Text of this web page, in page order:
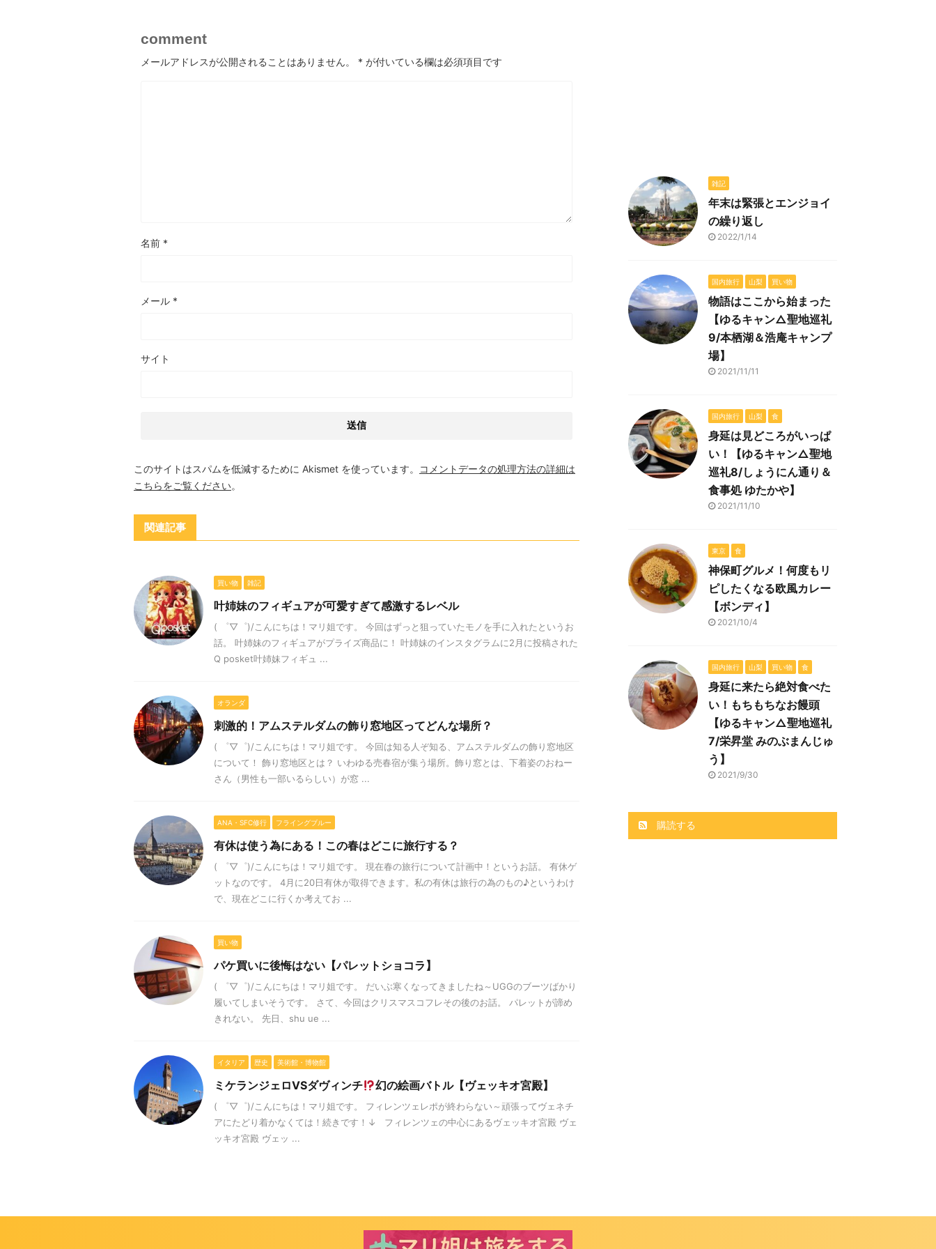
comment
メールアドレスが公開されることはありません。 * が付いている欄は必須項目です
名前 *
メール *
サイト
このサイトはスパムを低減するために Akismet を使っています。
コメントデータの処理方法の詳細は
こちらをご覧ください。
関連記事
買い物 雑記
叶姉妹のフィギュアが可愛すぎて感激するレベル
( ゜▽゜)/こんにちは！マリ姐です。 今回はずっと狙っていたモノを手に入れたというお
話。 叶姉妹のフィギュアがプライズ商品に！ 叶姉妹のインスタグラムに2月に投稿された
Q posket叶姉妹フィギュ ...
オランダ
刺激的！アムステルダムの飾り窓地区ってどんな場所？
( ゜▽゜)/こんにちは！マリ姐です。 今回は知る人ぞ知る、アムステルダムの飾り窓地区
について！ 飾り窓地区とは？ いわゆる売春宿が集う場所。飾り窓とは、下着姿のおねー
さん（男性も一部いるらしい）が窓 ...
ANA・SFC修行 フライングブルー
有休は使う為にある！この春はどこに旅行する？
( ゜▽゜)/こんにちは！マリ姐です。 現在春の旅行について計画中！というお話。 有休ゲ
ットなのです。 4月に20日有休が取得できます。私の有休は旅行の為のもの♪というわけ
で、現在どこに行くか考えてお ...
買い物
パケ買いに後悔はない【パレットショコラ】
( ゜▽゜)/こんにちは！マリ姐です。 だいぶ寒くなってきましたね～UGGのブーツばかり
履いてしまいそうです。 さて、今回はクリスマスコフレその後のお話。 パレットが諦め
きれない。 先日、shu ue ...
イタリア 歴史 美術館・博物館
ミケランジェロVSダヴィンチ 幻の絵画バトル【ヴェッキオ宮殿】
( ゜▽゜)/こんにちは！マリ姐です。 フィレンツェレポが終わらない～頑張ってヴェネチ
アにたどり着かなくては！続きです！↓ フィレンツェの中心にあるヴェッキオ宮殿 ヴェ
ッキオ宮殿 ヴェッ ...
雑記
年末は緊張とエンジョイ
の繰り返し
2022/1/14
国内旅行 山梨 買い物
物語はここから始まった
【ゆるキャン△聖地巡礼
9/本栖湖＆浩庵キャンプ
場】
2021/11/11
国内旅行 山梨 食
身延は見どころがいっぱ
い！【ゆるキャン△聖地
巡礼8/しょうにん通り＆
食事処 ゆたかや】
2021/11/10
東京 食
神保町グルメ！何度もリ
ピしたくなる欧風カレー
【ボンディ】
2021/10/4
国内旅行 山梨 買い物 食
身延に来たら絶対食べた
い！もちもちなお饅頭
【ゆるキャン△聖地巡礼
7/栄昇堂 みのぶまんじゅ
う】
2021/9/30
購読する